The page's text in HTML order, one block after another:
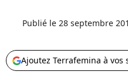
Publié le 28 septembre
Ajoutez Terrafemina à vos